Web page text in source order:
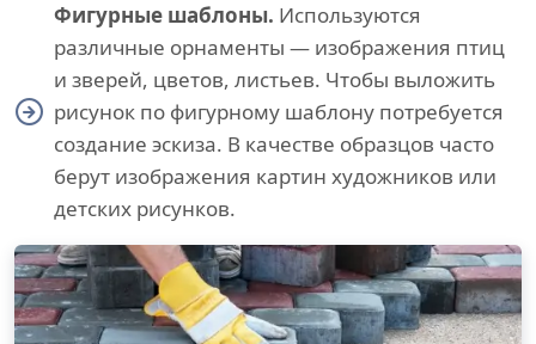
Фигурные шаблоны. Используются
различные орнаменты — изображения птиц
и зверей, цветов, листьев. Чтобы выложить
рисунок по фигурному шаблону потребуется
создание эскиза. В качестве образцов часто
берут изображения картин художников или
детских рисунков.